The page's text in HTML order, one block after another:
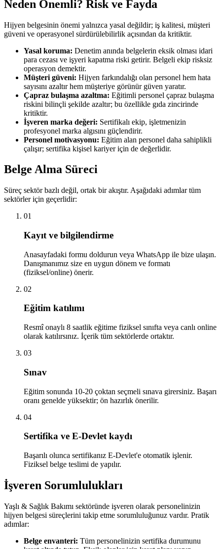
Neden Önemli? Risk ve Fayda
Hijyen belgesinin önemi yalnızca yasal değildir; iş kalitesi, müşteri
güveni ve operasyonel sürdürülebilirlik açısından da kritiktir.
Yasal koruma: Denetim anında belgelerin eksik olması idari
para cezası ve işyeri kapatma riski getirir. Belgeli ekip risksiz
operasyon demektir.
Müşteri güveni: Hijyen farkındalığı olan personel hem hata
sayısını azaltır hem müşteriye görünür güven yaratır.
Çapraz bulaşma azaltma: Eğitimli personel çapraz bulaşma
riskini bilinçli şekilde azaltır; bu özellikle gıda zincirinde
kritiktir.
İşveren marka değeri: Sertifikalı ekip, işletmenizin
profesyonel marka algısını güçlendirir.
Personel motivasyonu: Eğitim alan personel daha sahiplikli
çalışır; sertifika kişisel kariyer için de değerlidir.
Belge Alma Süreci
Süreç sektör bazlı değil, ortak bir akıştır. Aşağıdaki adımlar tüm
sektörler için geçerlidir:
01
Kayıt ve bilgilendirme
Anasayfadaki formu doldurun veya WhatsApp ile bize ulaşın.
Danışmanımız size en uygun dönem ve formatı
(fiziksel/online) önerir.
02
Eğitim katılımı
Resmî onaylı 8 saatlik eğitime fiziksel sınıfta veya canlı online
olarak katılırsınız. İçerik tüm sektörlerde ortaktır.
03
Sınav
Eğitim sonunda 10-20 çoktan seçmeli sınava girersiniz. Başarı
oranı genelde yüksektir; ön hazırlık önerilir.
04
Sertifika ve E-Devlet kaydı
Başarılı olunca sertifikanız E-Devlet'e otomatik işlenir.
Fiziksel belge teslimi de yapılır.
İşveren Sorumlulukları
Yaşlı & Sağlık Bakımı sektöründe işveren olarak personelinizin
hijyen belgesi süreçlerini takip etme sorumluluğunuz vardır. Pratik
adımlar:
Belge envanteri: Tüm personelinizin sertifika durumunu